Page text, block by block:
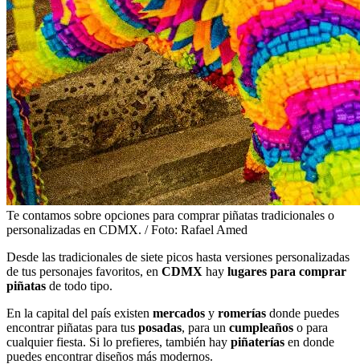
Te contamos sobre opciones para comprar piñatas tradicionales o
personalizadas en CDMX. / Foto: Rafael Amed
Desde las tradicionales de siete picos hasta versiones personalizadas
de tus personajes favoritos, en CDMX hay lugares para comprar
piñatas de todo tipo.
En la capital del país existen mercados y romerías donde puedes
encontrar piñatas para tus posadas, para un cumpleaños o para
cualquier fiesta. Si lo prefieres, también hay piñaterías en donde
puedes encontrar diseños más modernos.